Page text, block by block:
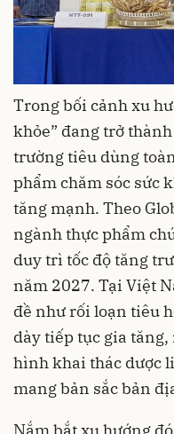
Trong bối cảnh xu
khỏe” đang trở
trường tiêu dùng
phẩm chăm sóc sức
tăng mạnh. Theo
ngành thực phẩm
duy trì tốc độ tăng
năm 2027. Tại Việt
đề như rối loạn tiêu
dày tiếp tục gia tăng,
hình khai thác dược
mang bản sắc bản